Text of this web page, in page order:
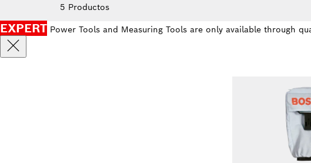
5 Productos
EXPERT Power Tools and Measuring Tools are only available through